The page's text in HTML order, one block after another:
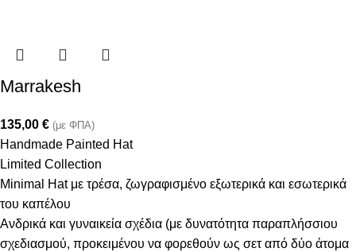
Marrakesh
135,00 € (με ΦΠΑ)
Handmade Painted Hat
Limited Collection
Minimal Hat με τρέσα, ζωγραφισμένο εξωτερικά και εσωτερικά
του καπέλου
Ανδρικά και γυναικεία σχέδια (με δυνατότητα παραπλήσσιου
σχεδιασμού, προκειμένου να φορεθούν ως σετ από δύο άτομα